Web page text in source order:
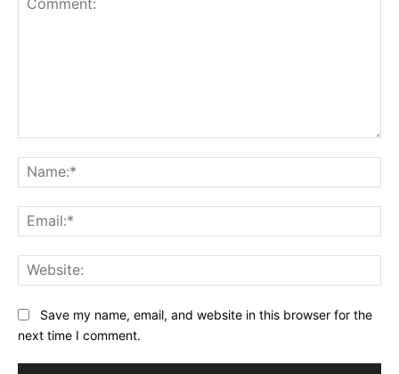
Save my name, email, and website in this browser for the
next time I comment.